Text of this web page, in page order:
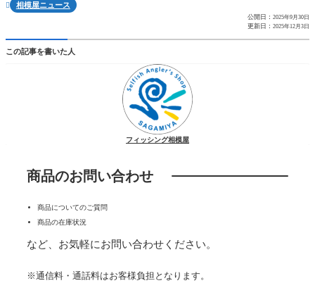
 相模屋ニュース
公開日： 2025年9月30日
更新日： 2025年12月3日
この記事を書いた人
フィッシング相模屋
商品のお問い合わせ
商品についてのご質問
商品の在庫状況
など、お気軽にお問い合わせください。
※通信料・通話料はお客様負担となります。